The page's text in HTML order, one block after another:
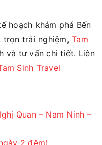
hoạch khám phá Bến
trọn trải nghiệm, Tam
và tư vấn chi tiết. Liên
Sinh Travel
Quan – Nam Ninh –